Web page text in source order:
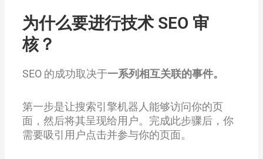
为什么要进行技术 SEO 审
核？
SEO 的成功取决于一系列相互关联的事件。
第一步是让搜索引擎机器人能够访问你的页
面，然后将其呈现给用户。完成此步骤后，你
需要吸引用户点击并参与你的页面。